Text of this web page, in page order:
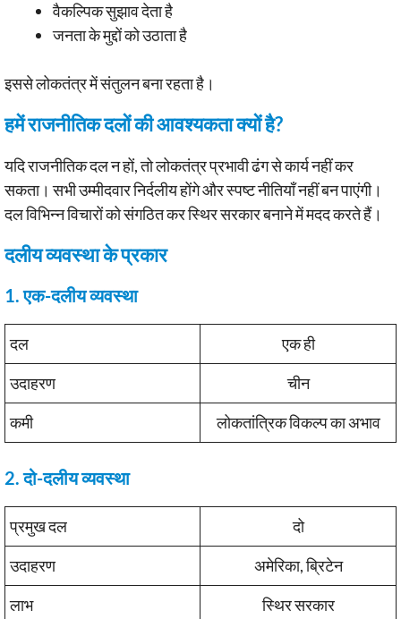
वैकल्पिक सुझाव देता है
जनता के मुद्दों को उठाता है
इससे लोकतंत्र में संतुलन बना रहता है।
हमें राजनीतिक दलों की आवश्यकता क्यों है?
यदि राजनीतिक दल न हों, तो लोकतंत्र प्रभावी ढंग से कार्य नहीं कर
सकता। सभी उम्मीदवार निर्दलीय होंगे और स्पष्ट नीतियाँ नहीं बन पाएंगी।
दल विभिन्न विचारों को संगठित कर स्थिर सरकार बनाने में मदद करते हैं।
दलीय व्यवस्था के प्रकार
1. एक-दलीय व्यवस्था
दल
एक ही
उदाहरण
चीन
कमी
लोकतांत्रिक विकल्प का अभाव
2. दो-दलीय व्यवस्था
प्रमुख दल
दो
उदाहरण
अमेरिका, ब्रिटेन
लाभ
स्थिर सरकार